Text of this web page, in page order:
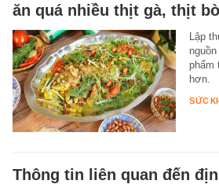
ăn quá nhiều thịt gà, thịt bò
Lập
phẩm
hơn.
SỨC
Thông tin liên quan đến